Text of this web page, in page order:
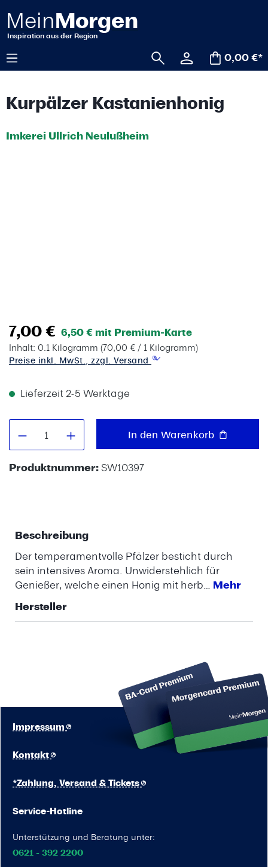
springen
0,00 €*
Kurpälzer Kastanienhonig
Imkerei Ullrich Neulußheim
7,00 € 6,50 € mit Premium-Karte
Inhalt: 0.1 Kilogramm (70,00 € / 1 Kilogramm)
Preise inkl. MwSt., zzgl. Versand
Lieferzeit 2-5 Werktage
Produkt Anzahl: Gib denIn den Warenkorb
Produktnummer:SW10397
Beschreibung
Der temperamentvolle Pfälzer besticht durch
sein intensives Aroma. Unwiderstehlich für
Genießer, welche einen Honig mit herb… Mehr
Hersteller
Service-Hotline
Unterstützung und Beratung unter:
0621 - 392 2200
Kontakt
Impressum
*Zahlung, Versand & Tickets